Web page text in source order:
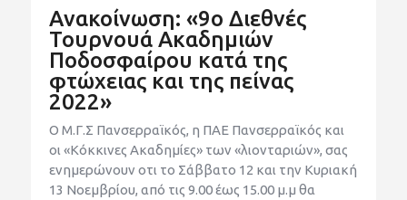
Ανακοίνωση: «9ο Διεθνές
Τουρνουά Ακαδημιών
Ποδοσφαίρου κατά της
φτώχειας και της πείνας
2022»
Ο Μ.Γ.Σ Πανσερραϊκός, η ΠΑΕ Πανσερραϊκός και
οι «Κόκκινες Ακαδημίες» των «λιονταριών», σας
ενημερώνουν οτι το Σάββατο 12 και την Κυριακή
13 Νοεμβρίου, από τις 9.00 έως 15.00 μ.μ θα